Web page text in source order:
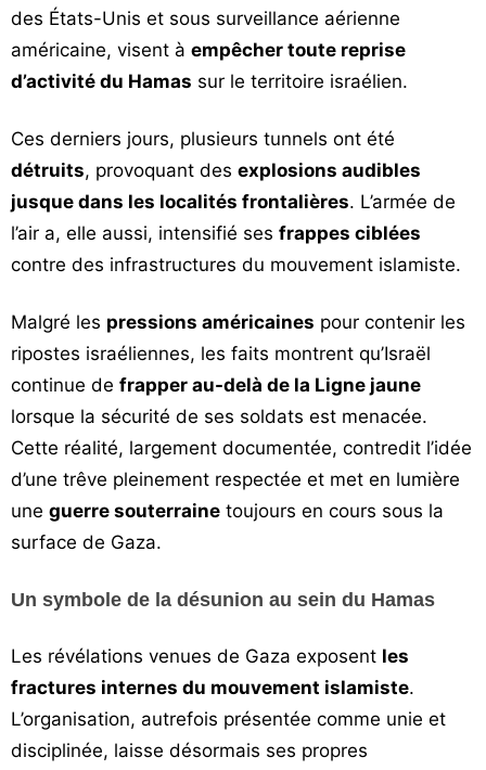
des États-Unis et sous surveillance aérienne
américaine, visent à empêcher toute reprise
d’activité du Hamas sur le territoire israélien.
Ces derniers jours, plusieurs tunnels ont été
détruits, provoquant des explosions audibles
jusque dans les localités frontalières. L’armée de
l’air a, elle aussi, intensifié ses frappes ciblées
contre des infrastructures du mouvement islamiste.
Malgré les pressions américaines pour contenir les
ripostes israéliennes, les faits montrent qu’Israël
continue de frapper au-delà de la Ligne jaune
lorsque la sécurité de ses soldats est menacée.
Cette réalité, largement documentée, contredit l’idée
d’une trêve pleinement respectée et met en lumière
une guerre souterraine toujours en cours sous la
surface de Gaza.
Un symbole de la désunion au sein du Hamas
Les révélations venues de Gaza exposent les
fractures internes du mouvement islamiste.
L’organisation, autrefois présentée comme unie et
disciplinée, laisse désormais ses propres